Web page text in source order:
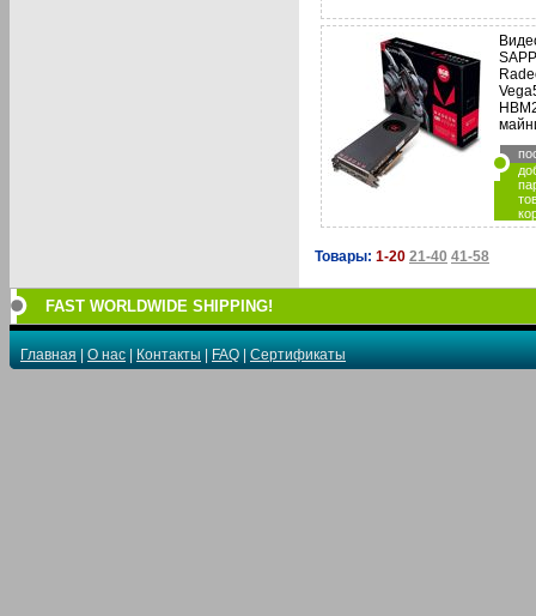
Товары: 1-20 21-40 41-58
FAST WORLDWIDE SHIPPING!
Главная|О нас|Контакты|FAQ|Сертификаты